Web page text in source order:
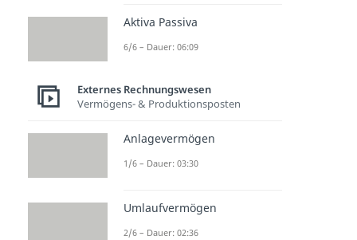
Aktiva Passiva
6/6 – Dauer: 06:09
Externes Rechnungswesen
Vermögens- & Produktionsposten
Anlagevermögen
1/6 – Dauer: 03:30
Umlaufvermögen
2/6 – Dauer: 02:36